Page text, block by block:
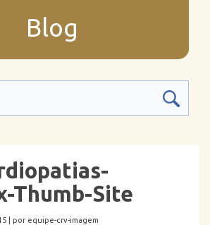
Blog
Thumb-Site
| por equipe-crv-imagem